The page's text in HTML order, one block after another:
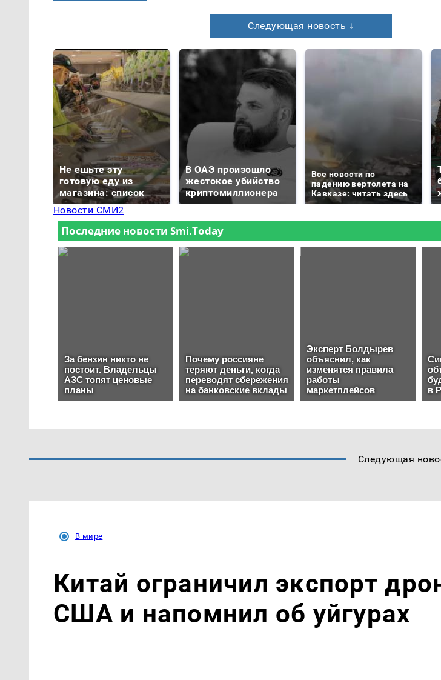
Следующая новость ↓
Не ешьте эту
готовую еду из
магазина: список
В ОАЭ произошло
жестокое убийство
криптомиллионера
Все новости по
падению вертолета на
Кавказе: читать здесь
Новости СМИ2
Следующая
В мире
Китай ограничил экспорт
США и напомнил об уйгурах